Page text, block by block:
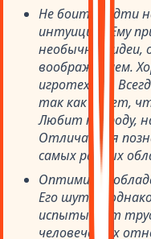
Не боится идти
интуицию. Ему
необычные идеи,
воображением.
игротехник.
так как знает,
Любит природу,
Отличается
самых разных
Оптимист,
Его шутки,
испытывает
человеческих